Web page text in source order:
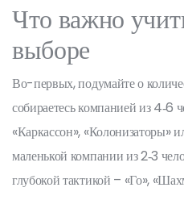
Что важно
выборе
Во-первых, подумайте о
собираетесь компанией из 4‑6
«Каркассон»,
маленькой компании из 2‑3
глубокой тактикой – «Го»,